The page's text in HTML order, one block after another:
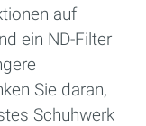
auf
ein ND-Filter
Sie daran,
Schuhwerk